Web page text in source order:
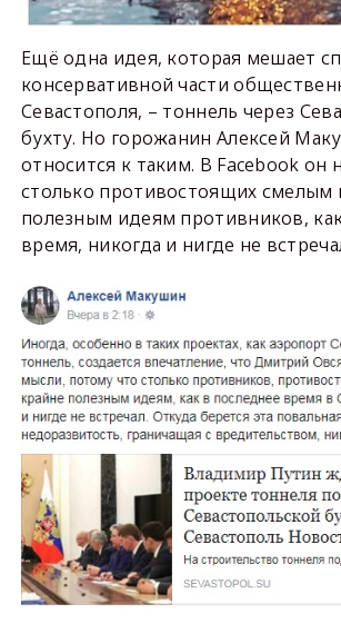
Ещё одна идея, которая мешает
консервативной части
Севастополя, – тоннель через
бухту. Но горожанин Алексей
относится к таким. В Facebook он
столько противостоящих смелым
полезным идеям противников,
время, никогда и нигде не